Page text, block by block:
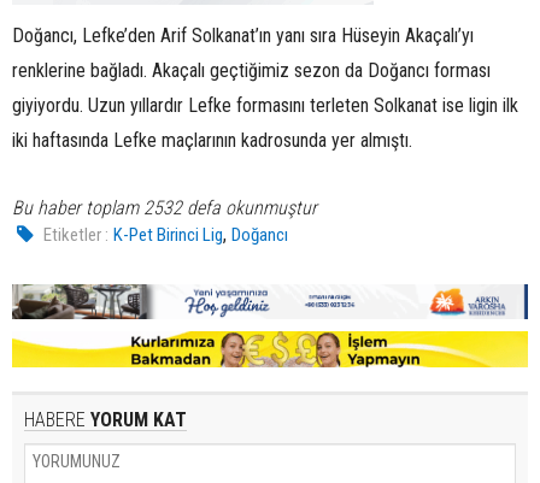
Doğancı, Lefke’den Arif Solkanat’ın yanı sıra Hüseyin Akaçalı’yı
renklerine bağladı. Akaçalı geçtiğimiz sezon da Doğancı forması
giyiyordu. Uzun yıllardır Lefke formasını terleten Solkanat ise ligin ilk
iki haftasında Lefke maçlarının kadrosunda yer almıştı.
Bu haber toplam 2532 defa okunmuştur
Etiketler : K-Pet Birinci Lig,Doğancı
HABERE YORUM KAT